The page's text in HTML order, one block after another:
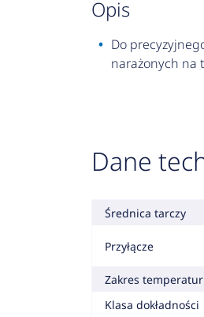
opis
Do
narażonych na
Dane
Średnica tarczy
Przyłącze
Zakres temperatur
Klasa dokładności